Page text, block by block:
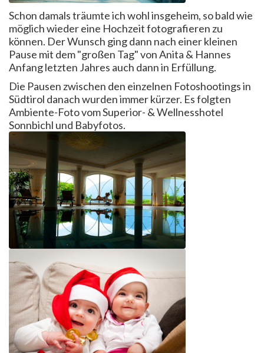
Schon damals träumte ich wohl insgeheim, so bald wie
möglich wieder eine Hochzeit fotografieren zu
können. Der Wunsch ging dann nach einer kleinen
Pause mit dem "großen Tag" von Anita & Hannes
Anfang letzten Jahres auch dann in Erfüllung.
Die Pausen zwischen den einzelnen Fotoshootings in
Südtirol danach wurden immer kürzer. Es folgten
Ambiente-Foto vom Superior- & Wellnesshotel
Sonnbichl und Babyfotos.